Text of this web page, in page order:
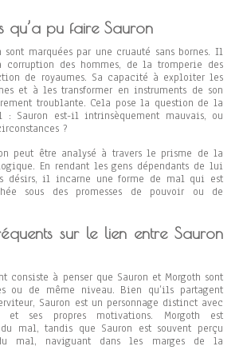
qu’a pu faire Sauron
sont marquées par une cruauté sans bornes. Il
corruption des hommes, de la tromperie des
de royaumes. Sa capacité à exploiter les
et à les transformer en instruments de son
troublante. Cela pose la question de la
: Sauron est-il intrinsèquement mauvais, ou
?
peut être analysé à travers le prisme de la
En rendant les gens dépendants de lui
désirs, il incarne une forme de mal qui est
sous des promesses de pouvoir ou de
sur le lien entre Sauron
consiste à penser que Sauron et Morgoth sont
ou de même niveau. Bien qu’ils partagent
Sauron est un personnage distinct avec
et ses propres motivations. Morgoth est
mal, tandis que Sauron est souvent perçu
mal, naviguant dans les marges de la